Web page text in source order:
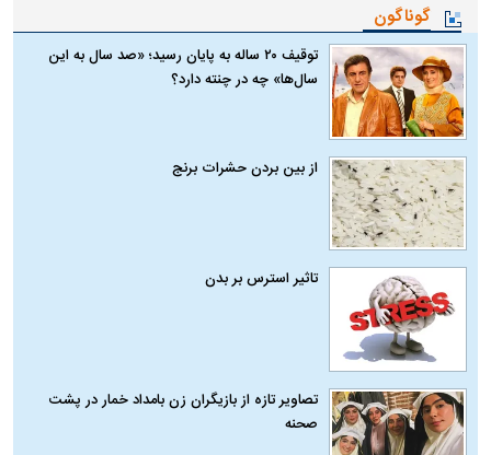
گوناگون
توقیف ۲۰ ساله به پایان رسید؛ «صد سال به این
سال‌ها» چه در چنته دارد؟
از بین بردن حشرات برنج
تاثیر استرس بر بدن
تصاویر تازه از بازیگران زن بامداد خمار در پشت
صحنه